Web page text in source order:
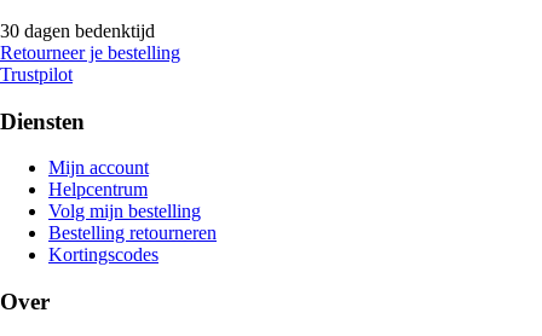
30 dagen bedenktijd
Retourneer je bestelling
Trustpilot
Diensten
Mijn account
Helpcentrum
Volg mijn bestelling
Bestelling retourneren
Kortingscodes
Over